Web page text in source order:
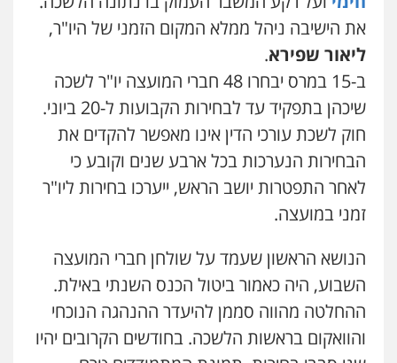
את הישיבה ניהל ממלא המקום הזמני של היו"ר,
ליאור שפירא.
ב-15 במרס יבחרו 48 חברי המועצה יו"ר לשכה
שיכהן בתפקיד עד לבחירות הקבועות ל-20 ביוני.
חוק לשכת עורכי הדין אינו מאפשר להקדים את
הבחירות הנערכות בכל ארבע שנים וקובע כי
לאחר התפטרות יושב הראש, ייערכו בחירות ליו"ר
זמני במועצה.
הנושא הראשון שעמד על שולחן חברי המועצה
השבוע, היה כאמור ביטול הכנס השנתי באילת.
ההחלטה מהווה סממן להיעדר ההנהגה הנוכחי
והוואקום בראשות הלשכה. בחודשים הקרובים יהיו